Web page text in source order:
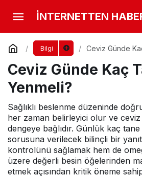
İNTERNETTEN
Bilgi Ceviz Günde
Ceviz Günde Kaç
Yenmeli?
Sağlıklı beslenme düzeninde
her zaman belirleyici olur ve
dengeye bağlıdır. Günlük kaç
sorusuna verilecek bilinçli bir
kontrolünü sağlamak hem de
üzere değerli besin öğelerinden
etmek açısından kritik öneme
Cevizin Faydaları
Yorum Yap